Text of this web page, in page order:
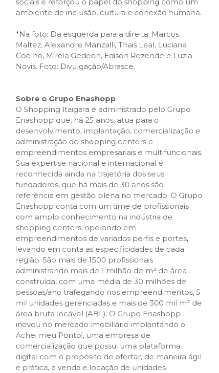
ambiente de inclusão, cultura e conexão humana.
*Na foto: Da esquerda para a direita: Marcos
Maltez, Alexandre Manzalli, Thais Leal, Luciana
Coelho, Mirela Gedeon, Edison Rezende e Luzia
Novis. Foto: Divulgação/Abrasce.
Sobre o Grupo Enashopp
O Shopping Itaigara é administrado pelo Grupo
Enashopp que, há 25 anos, atua para o
desenvolvimento, implantação, comercialização e
administração de shopping centers e
empreendimentos empresariais e multifuncionais.
Sua expertise nacional e internacional é
reconhecida ainda na trajetória dos seus
fundadores, que há mais de 30 anos são
referência em gestão plena no mercado. O Grupo
Enashopp conta com um time de profissionais
com amplo conhecimento na indústria de
shopping centers, operando em
empreendimentos de variados perfis e portes,
levando em conta as especificidades de cada
região. São mais de 1500 profissionais
administrando mais de 1 milhão de m² de área
construída, com uma média de 30 milhões de
pessoas/ano trafegando nos empreendimentos, 5
mil unidades gerenciadas e mais de 300 mil m² de
área bruta locável (ABL). O Grupo Enashopp
inovou no mercado imobiliário implantando o
Achei meu Ponto!, uma empresa de
comercialização que possui uma plataforma
digital com o propósito de ofertar, de maneira ágil
e prática, a venda e locação de unidades